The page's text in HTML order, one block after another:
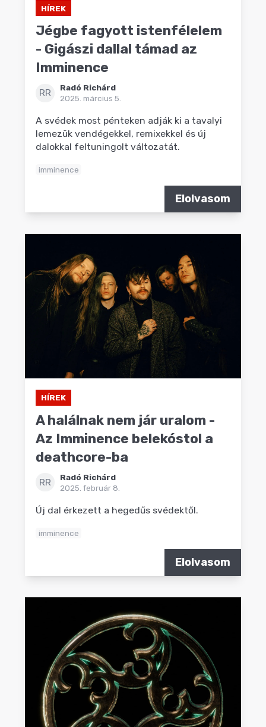
HÍREK
Jégbe fagyott istenfélelem
- Gigászi dallal támad az
Imminence
RR
Radó Richárd
2025. március 5.
A svédek most pénteken adják ki a tavalyi
lemezük vendégekkel, remixekkel és új
dalokkal feltuningolt változatát.
imminence
Elolvasom
HÍREK
A halálnak nem jár uralom -
Az Imminence belekóstol a
deathcore-ba
RR
Radó Richárd
2025. február 8.
Új dal érkezett a hegedűs svédektől.
imminence
Elolvasom